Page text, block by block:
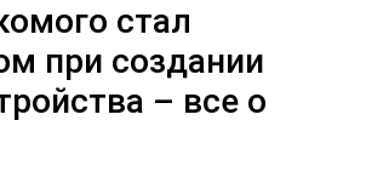
стал
при создании
– все о